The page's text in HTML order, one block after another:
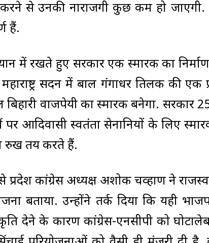
करने से उनकी नाराजगी कुछ कम हो
हैं.
में रखते हुए सरकार एक स्मारक का
सदन में बाल गंगाधर तिलक की एक
बिहारी वाजपेयी का स्मारक बनेगा. सरकार
आदिवासी स्वतंत्रता सेनानियों के लिए
रुख तय करते हैं.
प्रदेश कांग्रेस अध्यक्ष अशोक चव्हाण ने
बताया. उन्होंने तर्क दिया कि यही
देने के कारण कांग्रेस-एनसीपी को